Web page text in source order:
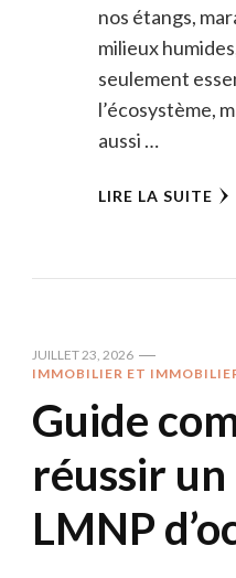
nos étangs,
milieux
seulement
l’écosystème,
aussi …
LIRE LA SUITE
JUILLET 23, 2026
IMMOBILIER ET
Guide
réussir
LMNP